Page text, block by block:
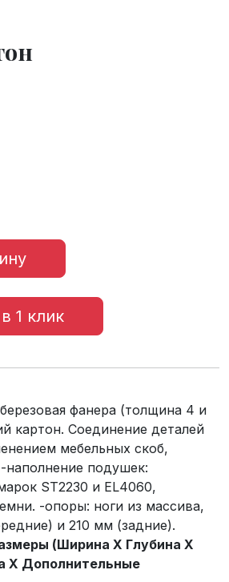
1 клик
фанера (толщина 4 и
картон. Соединение деталей
мебельных скоб,
наполнение подушек:
ST2230 и EL4060,
-опоры: ноги из массива,
и 210 мм (задние).
(Ширина X Глубина X
X Дополнительные